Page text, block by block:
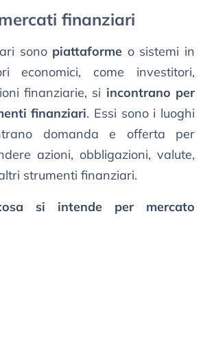
finanziari
sono piattaforme o sistemi in
economici, come investitori,
finanziarie, si incontrano per
finanziari. Essi sono i luoghi
domanda e offerta per
azioni, obbligazioni, valute,
strumenti finanziari.
si intende per mercato